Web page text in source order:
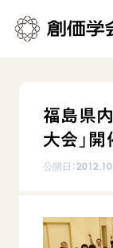
人間革命
日常の活動
座談会
「平和の文化」
世界の創価
福島県
大会」開
公開日：